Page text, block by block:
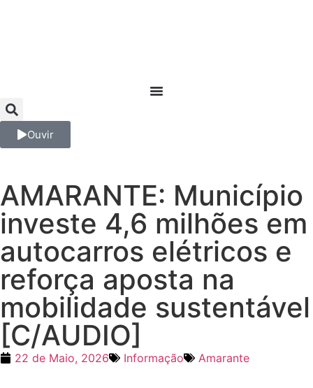
Ouvir
AMARANTE: Município
investe 4,6 milhões em
autocarros elétricos e
reforça aposta na
mobilidade sustentável
[C/AUDIO]
22 de Maio, 2026 Informação Amarante